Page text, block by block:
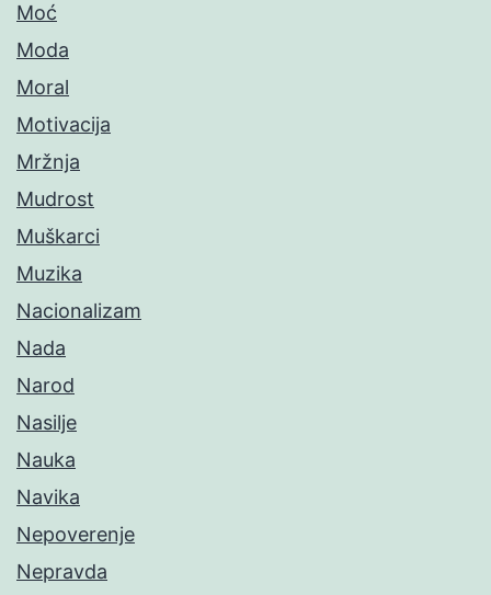
Moć
Moda
Moral
Motivacija
Mržnja
Mudrost
Muškarci
Muzika
Nacionalizam
Nada
Narod
Nasilje
Nauka
Navika
Nepoverenje
Nepravda